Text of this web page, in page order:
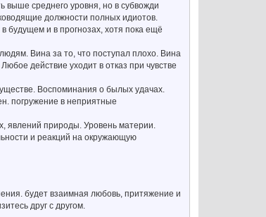
выше среднего уровня, но в субвожди
должности полных идиотов.
будущем и в прогнозах, хотя пока ещё
Вина за то, что поступал плохо. Вина
действие уходит в отказ при чувстве
Воспоминания о былых удачах.
погружение в неприятные
явлений природы. Уровень материи.
и реакций на окружающую
будет взаимная любовь, притяжение и
друг с другом.